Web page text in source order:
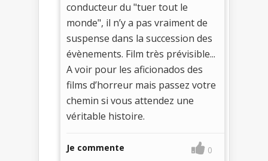
conducteur du "tuer tout le
monde", il n’y a pas vraiment de
suspense dans la succession des
évènements. Film très prévisible...
A voir pour les aficionados des
films d’horreur mais passez votre
chemin si vous attendez une
véritable histoire.
Je commente 0